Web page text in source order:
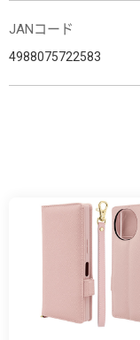
JANコード
4988075722583